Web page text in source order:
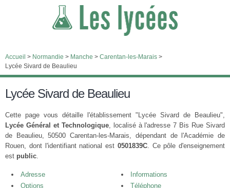
Accueil > Normandie > Manche > Carentan-les-Marais >
Lycée Sivard de Beaulieu
Lycée Sivard de Beaulieu
Cette page vous détaille l'établissement "Lycée Sivard de Beaulieu",
Lycée Général et Technologique, localisé à l'adresse 7 Bis Rue Sivard
de Beaulieu, 50500 Carentan-les-Marais, dépendant de l'Académie de
Rouen, dont l'identifiant national est 0501839C. Ce pôle d'enseignement
est public.
Adresse
Informations
Options
Téléphone